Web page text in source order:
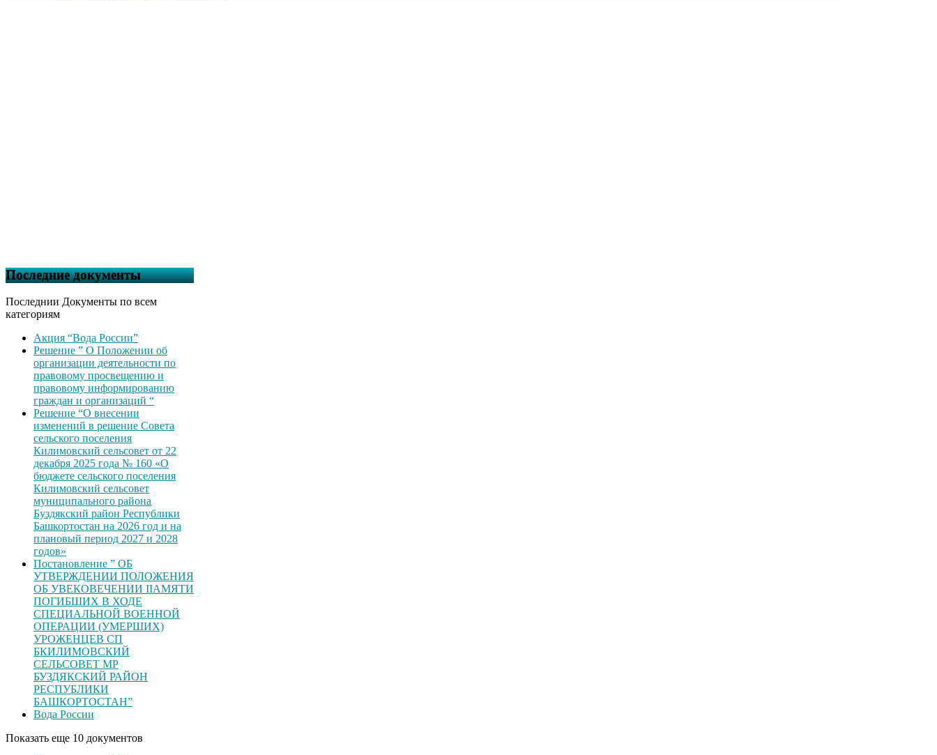
Последние документы
Последнии Документы по всем
категориям
Акция “Вода России”
Решение ” О Положении об
организации деятельности по
правовому просвещению и
правовому информированию
граждан и организаций “
Решение “О внесении
изменений в решение Совета
сельского поселения
Килимовский сельсовет от 22
декабря 2025 года № 160 «О
бюджете сельского поселения
Килимовский сельсовет
муниципального района
Буздякский район Республики
Башкортостан на 2026 год и на
плановый период 2027 и 2028
годов»
Постановление ” ОБ
УТВЕРЖДЕНИИ ПОЛОЖЕНИЯ
ОБ УВЕКОВЕЧЕНИИ ІІАМЯТИ
ПОГИБШИХ В ХОДЕ
СПЕЦИАЛЬНОЙ ВОЕННОЙ
ОПЕРАЦИИ (УМЕРШИХ)
УРОЖЕНЦЕВ CП
БКИЛИМОВСКИЙ
СЕЛЬСОВЕТ МР
БУЗДЯКСКИЙ РАЙОН
РЕСПУБЛИКИ
БАШКОРТОСТАН”
Вода России
Показать еще 10 документов